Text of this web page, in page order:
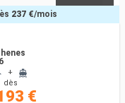
+
dès
€
237 €/mois